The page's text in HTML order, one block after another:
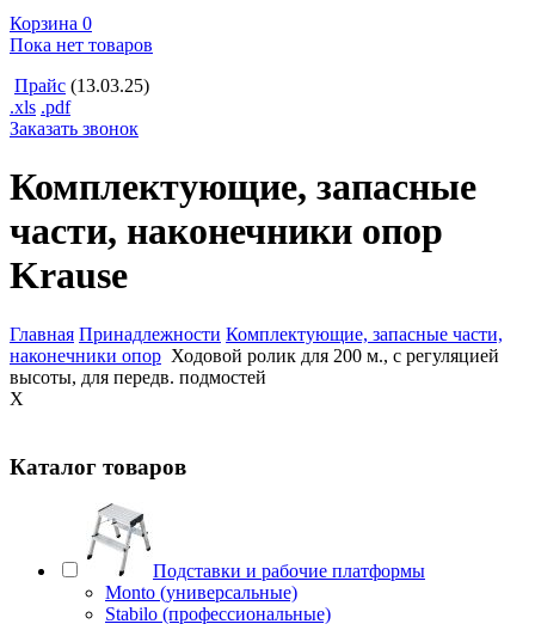
Корзина 0
Пока нет товаров
Прайс (13.03.25)
.xls .pdf
Заказать звонок
Комплектующие, запасные
части, наконечники опор
Krause
Главная Принадлежности Комплектующие, запасные части,
наконечники опор Ходовой ролик для 200 м., с регуляцией
высоты, для передв. подмостей
X
Каталог товаров
Подставки и рабочие платформы
Monto (универсальные)
Stabilo (профессиональные)